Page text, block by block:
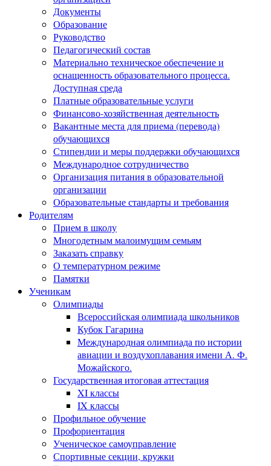
Документы
Образование
Руководство
Педагогический состав
Материально техническое обеспечение и
оснащенность образовательного процесса.
Доступная среда
Платные образовательные услуги
Финансово-хозяйственная деятельность
Вакантные места для приема (перевода)
обучающихся
Стипендии и меры поддержки обучающихся
Международное сотрудничество
Организация питания в образовательной
организации
Образовательные стандарты и требования
Родителям
Прием в школу
Многодетным малоимущим семьям
Заказать справку
О температурном режиме
Памятки
Ученикам
Олимпиады
Всероссийская олимпиада школьников
Кубок Гагарина
Международная олимпиада по истории
авиации и воздухоплавания имени А. Ф.
Можайского.
Государственная итоговая аттестация
XI классы
IX классы
Профильное обучение
Профориентация
Ученическое самоуправление
Спортивные секции, кружки